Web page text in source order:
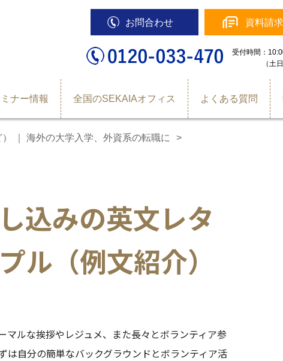
お問合わせ 資料請求
受付時間：
（土
ナー情報 全国のSEKAIAオフィス よくある質問
｜ 海外の大学入学、外資系の転職に
込みの英文レタ
ル（例文紹介）
ルな挨拶やレジュメ、また長々とボランティア参
自分の簡単なバックグラウンドとボランティア活